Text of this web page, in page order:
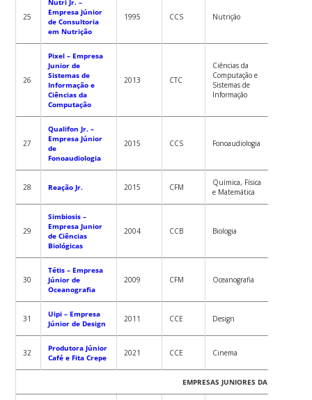
25
Empresa Júnior
de Consultoria
em Nutrição
1995 CCS Nutrição
26
Pixel – Empresa
Junior de
Sistemas de
Informação e
Ciências da
Computação
2013 CTC
Ciências da
Computação e
Sistemas de
Informação
27
Qualifon Jr. –
Empresa Júnior
de
Fonoaudiologia
2015 CCS Fonoaudiologia
28 Reação Jr. 2015 CFM
Química, Física
e Matemática
29
Simbiosis –
Empresa Junior
de Ciências
Biológicas
2004 CCB Biologia
30
Tétis – Empresa
Júnior de
Oceanografia
2009 CFM Oceanografia
31
Uipi – Empresa
Júnior de Design
2011 CCE Design
32
Produtora Júnior
Café e Fita Crepe
2021 CCE Cinema
EMPRESAS JUNIORES DA UFSC –